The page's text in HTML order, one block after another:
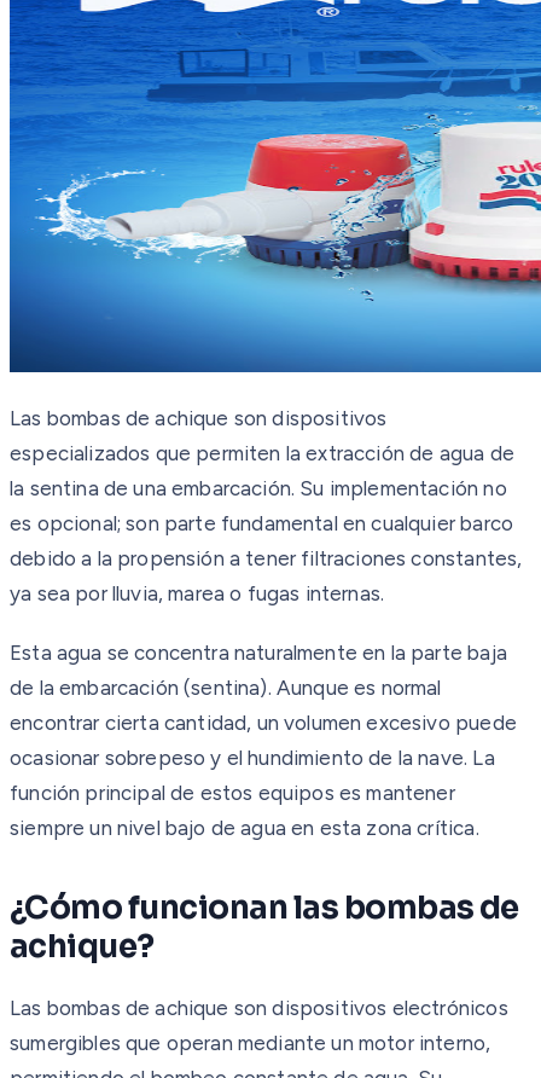
Las bombas de achique son dispositivos
especializados que permiten la extracción de agua de
la sentina de una embarcación. Su implementación no
es opcional; son parte fundamental en cualquier barco
debido a la propensión a tener filtraciones constantes,
ya sea por lluvia, marea o fugas internas.
Esta agua se concentra naturalmente en la parte baja
de la embarcación (sentina). Aunque es normal
encontrar cierta cantidad, un volumen excesivo puede
ocasionar sobrepeso y el hundimiento de la nave. La
función principal de estos equipos es mantener
siempre un nivel bajo de agua en esta zona crítica.
¿Cómo funcionan las bombas de
achique?
Las bombas de achique son dispositivos electrónicos
sumergibles que operan mediante un motor interno,